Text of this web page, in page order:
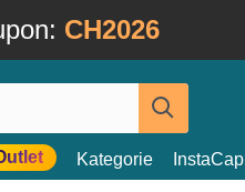
CH2026
Kategorie InstaCap